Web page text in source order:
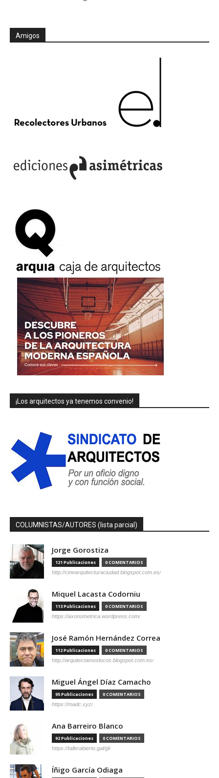
Amigos
¡Los arquitectos ya tenemos convenio!
COLUMNISTAS/AUTORES (lista parcial)
Jorge Gorostiza
121 Publicaciones 0 COMENTARIOS
http://cinearquitecturaciudad.blogspot.com.es/
Miquel Lacasta Codorniu
113 Publicaciones 0 COMENTARIOS
https://axonometrica.wordpress.com/
José Ramón Hernández Correa
112 Publicaciones 0 COMENTARIOS
http://arquitectamoslocos.blogspot.com.es/
Miguel Ángel Díaz Camacho
95 Publicaciones 0 COMENTARIOS
https://madc.xyz/
Ana Barreiro Blanco
92 Publicaciones 0 COMENTARIOS
https://tallerabierto.gal/gl/
Íñigo García Odiaga